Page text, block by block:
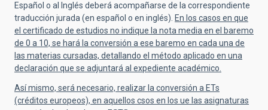
Español o al Inglés deberá acompañarse de la correspondiente
traducción jurada (en español o en inglés). En los casos en que
el certificado de estudios no indique la nota media en el baremo
de 0 a 10, se hará la conversión a ese baremo en cada una de
las materias cursadas, detallando el método aplicado en una
declaración que se adjuntará al expediente académico.
Así mismo, será necesario, realizar la conversión a ETs
(créditos europeos), en aquellos csos en los ue las asignaturas